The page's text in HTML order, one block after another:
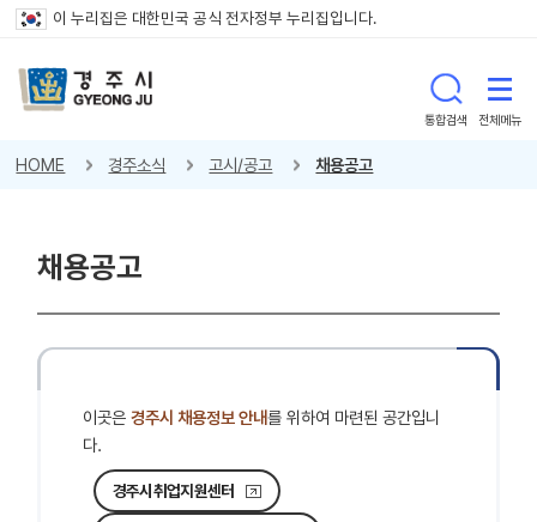
이 누리집은 대한민국 공식 전자정부 누리집입니다.
통합검색 전체메뉴
HOME 경주소식 고시/공고 채용공고
채용공고
이곳은경주시 채용정보 안내를 위하여 마련된 공간입니
다.
경주시취업지원센터